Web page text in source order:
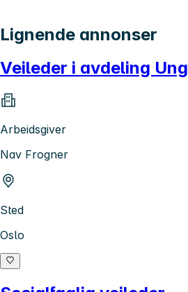
Lignende annonser
Veileder i avdeling Ung
Arbeidsgiver
Nav Frogner
Sted
Oslo